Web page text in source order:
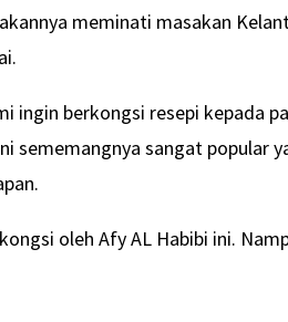
meminati masakan
ingin berkongsi resepi kepada
sememangnya sangat popular
oleh Afy AL Habibi ini.